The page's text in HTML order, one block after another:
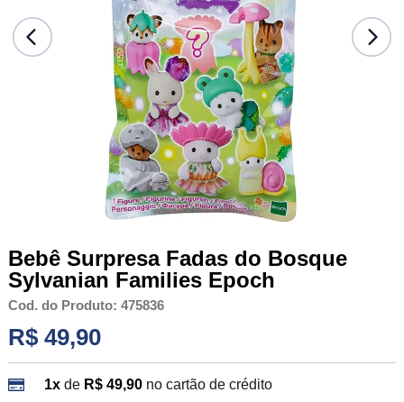
Bebê Surpresa Fadas do Bosque
Sylvanian Families Epoch
Cod. do Produto: 475836
R$ 49,90
1xde R$ 49,90 no cartão de crédito